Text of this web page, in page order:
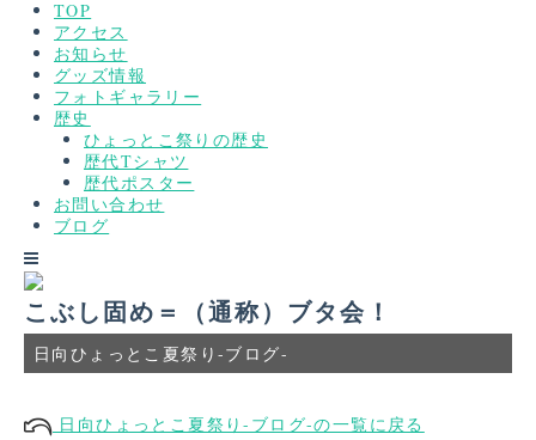
TOP
アクセス
お知らせ
グッズ情報
フォトギャラリー
歴史
ひょっとこ祭りの歴史
歴代Tシャツ
歴代ポスター
お問い合わせ
ブログ
こぶし固め＝（通称）ブタ会！
日向ひょっとこ夏祭り-ブログ-
日向ひょっとこ夏祭り-ブログ-の一覧に戻る